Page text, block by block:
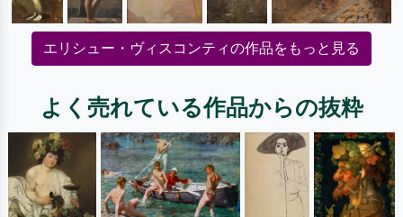
エリシュー・ヴィスコンティの作品をもっと見る
よく売れている作品からの抜粋